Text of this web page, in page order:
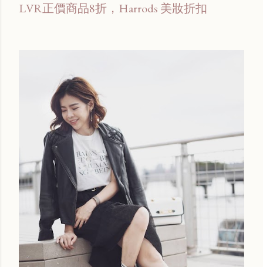
LVR正價商品8折，Harrods 美妝折扣